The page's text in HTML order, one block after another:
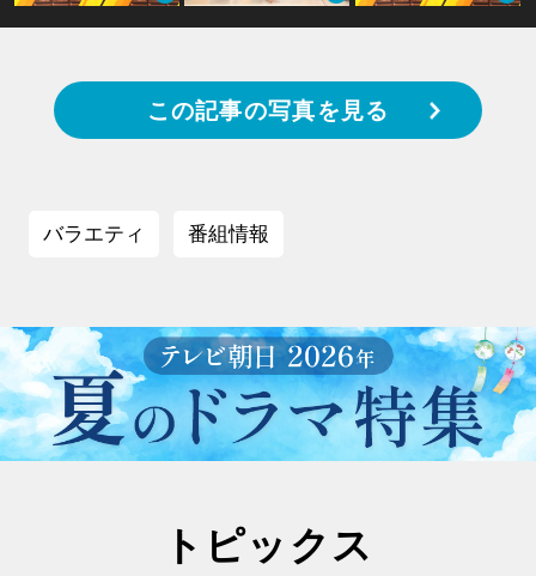
この記事の写真を見る
バラエティ 番組情報
トピックス